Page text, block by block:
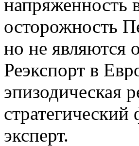
осторожность
но не являются
Реэкспорт в
эпизодическая
стратегический
эксперт.